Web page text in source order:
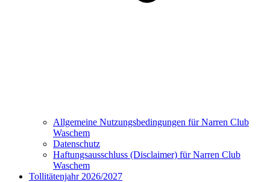
Allgemeine Nutzungsbedingungen für Narren Club
Waschem
Datenschutz
Haftungsausschluss (Disclaimer) für Narren Club
Waschem
Tollitätenjahr 2026/2027